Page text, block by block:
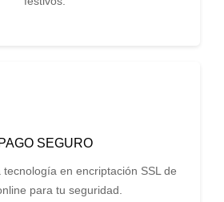
PAGO SEGURO
tecnología en encriptación SSL de
para tu seguridad.